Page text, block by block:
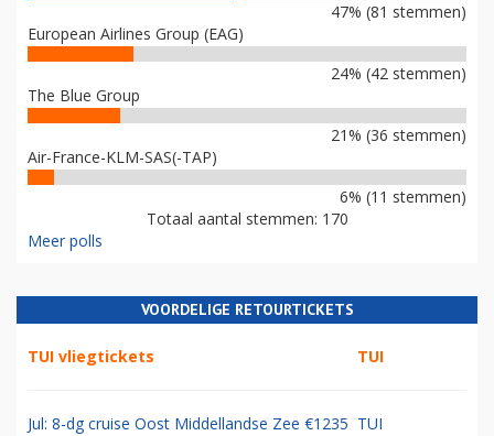
47% (81 stemmen)
European Airlines Group (EAG)
24% (42 stemmen)
The Blue Group
21% (36 stemmen)
Air-France-KLM-SAS(-TAP)
6% (11 stemmen)
Totaal aantal stemmen: 170
Meer polls
VOORDELIGE RETOURTICKETS
TUI vliegtickets TUI
Jul: 8-dg cruise Oost Middellandse Zee €1235 TUI